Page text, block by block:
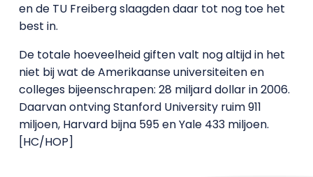
en de TU Freiberg slaagden daar tot nog toe het
best in.
De totale hoeveelheid giften valt nog altijd in het
niet bij wat de Amerikaanse universiteiten en
colleges bijeenschrapen: 28 miljard dollar in 2006.
Daarvan ontving Stanford University ruim 911
miljoen, Harvard bijna 595 en Yale 433 miljoen.
[HC/HOP]